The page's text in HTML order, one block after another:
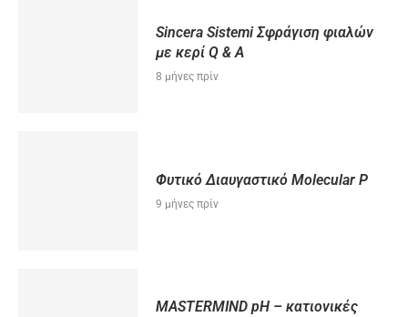
Sincera Sistemi Σφράγιση φιαλών
με κερί Q & A
8 μήνες πρίν
Φυτικό Διαυγαστικό Μοlecular P
9 μήνες πρίν
MASTERMIND pH – κατιονικές